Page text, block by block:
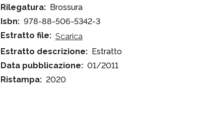
Rilegatura: Brossura
Isbn: 978-88-506-5342-3
Estratto file: Scarica
Estratto descrizione: Estratto
Data pubblicazione: 01/2011
Ristampa: 2020